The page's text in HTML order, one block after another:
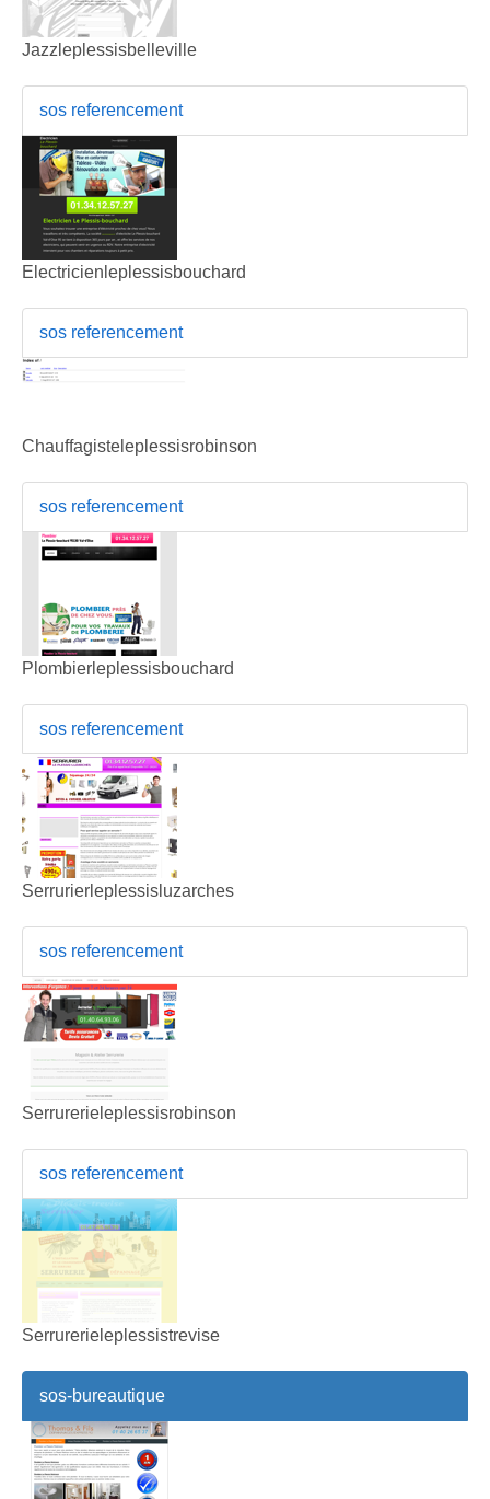
Jazzleplessisbelleville
sos referencement
Electricienleplessisbouchard
sos referencement
Chauffagisteleplessisrobinson
sos referencement
Plombierleplessisbouchard
sos referencement
Serrurierleplessisluzarches
sos referencement
Serrurerieleplessisrobinson
sos referencement
Serrurerieleplessistrevise
sos-bureautique